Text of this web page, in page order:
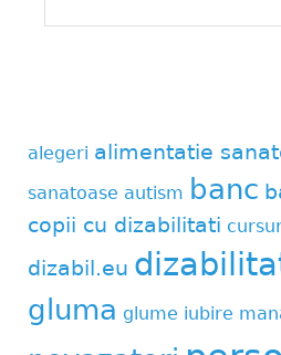
alegeri alimentatie
sanatoase autism banc
copii cu dizabilitati
dizabil.eu
gluma glume iubire